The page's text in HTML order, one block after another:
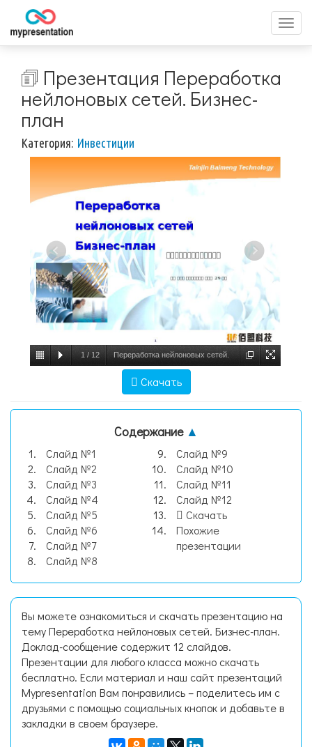
меню
🗊 Презентация Переработка
нейлоновых сетей. Бизнес-
план
Категория: Инвестиции
1 / 12 Переработка нейлоновых сетей.
Скачать
Содержание ▲
Слайд №1
Слайд №2
Слайд №3
Слайд №4
Слайд №5
Слайд №6
Слайд №7
Слайд №8
Слайд №9
Слайд №10
Слайд №11
Слайд №12
Скачать
Похожие
презентации
Вы можете ознакомиться и скачать презентацию на
тему Переработка нейлоновых сетей. Бизнес-план.
Доклад-сообщение содержит 12 слайдов.
Презентации для любого класса можно скачать
бесплатно. Если материал и наш сайт презентаций
Mypresentation Вам понравились – поделитесь им с
друзьями с помощью социальных кнопок и добавьте в
закладки в своем браузере.